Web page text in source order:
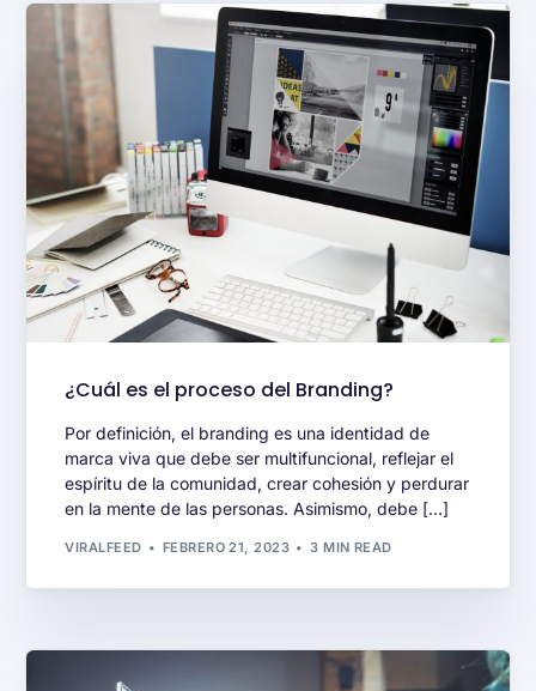
¿Cuál es el proceso del Branding?
Por definición, el branding es una identidad de
marca viva que debe ser multifuncional, reflejar el
espíritu de la comunidad, crear cohesión y perdurar
en la mente de las personas. Asimismo, debe […]
VIRALFEED FEBRERO 21, 2023 3 MIN READ